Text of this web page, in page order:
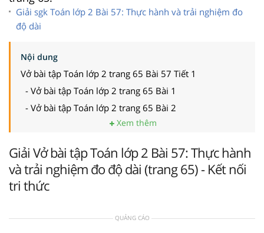
Giải sgk Toán lớp 2 Bài 57: Thực hành và trải nghiệm đo
độ dài
Nội dung
Vở bài tập Toán lớp 2 trang 65 Bài 57 Tiết 1
- Vở bài tập Toán lớp 2 trang 65 Bài 1
- Vở bài tập Toán lớp 2 trang 65 Bài 2
Xem thêm
Giải Vở bài tập Toán lớp 2 Bài 57: Thực hành
và trải nghiệm đo độ dài (trang 65) - Kết nối
tri thức
QUẢNG CÁO